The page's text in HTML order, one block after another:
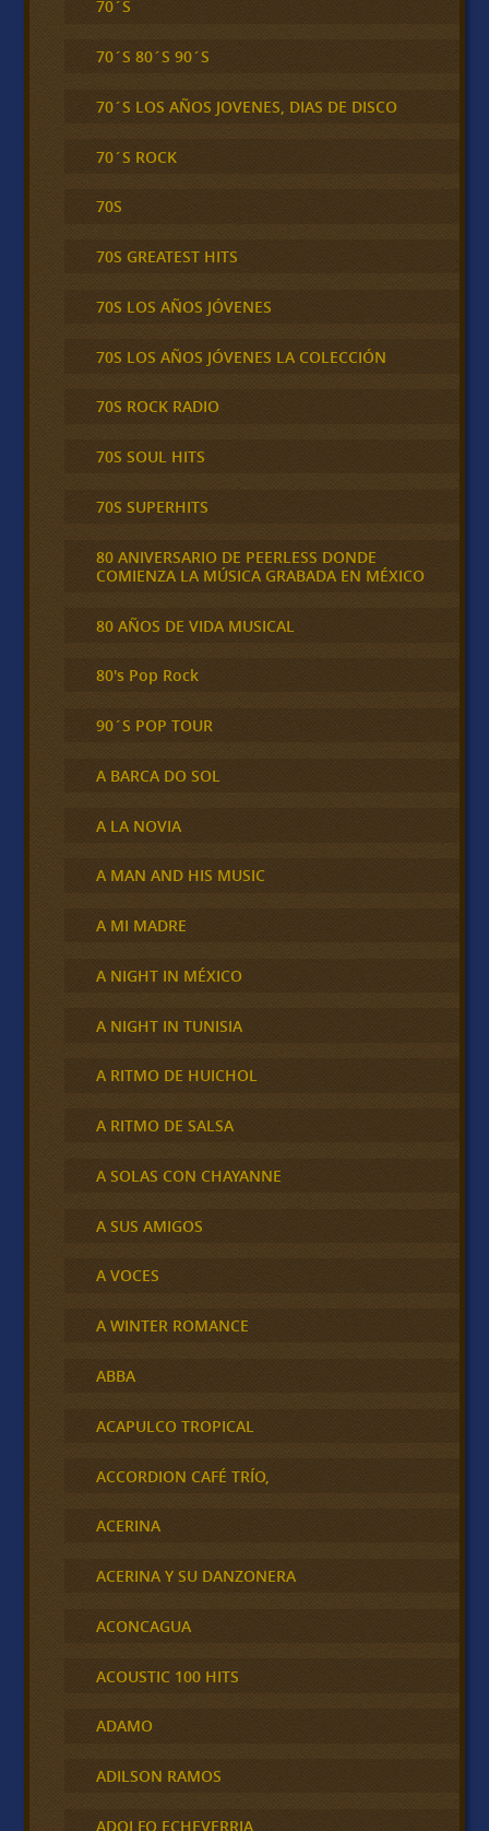
70´S
70´S 80´S 90´S
70´S LOS AÑOS JOVENES, DIAS DE DISCO
70´S ROCK
70S
70S GREATEST HITS
70S LOS AÑOS JÓVENES
70S LOS AÑOS JÓVENES LA COLECCIÓN
70S ROCK RADIO
70S SOUL HITS
70S SUPERHITS
80 ANIVERSARIO DE PEERLESS DONDE
COMIENZA LA MÚSICA GRABADA EN MÉXICO
80 AÑOS DE VIDA MUSICAL
80's Pop Rock
90´S POP TOUR
A BARCA DO SOL
A LA NOVIA
A MAN AND HIS MUSIC
A MI MADRE
A NIGHT IN MÉXICO
A NIGHT IN TUNISIA
A RITMO DE HUICHOL
A RITMO DE SALSA
A SOLAS CON CHAYANNE
A SUS AMIGOS
A VOCES
A WINTER ROMANCE
ABBA
ACAPULCO TROPICAL
ACCORDION CAFÉ TRÍO,
ACERINA
ACERINA Y SU DANZONERA
ACONCAGUA
ACOUSTIC 100 HITS
ADAMO
ADILSON RAMOS
ADOLFO ECHEVERRIA